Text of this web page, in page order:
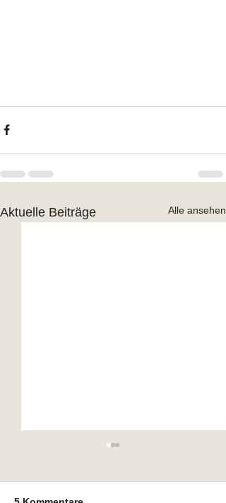
Aktuelle Beiträge Alle ansehen